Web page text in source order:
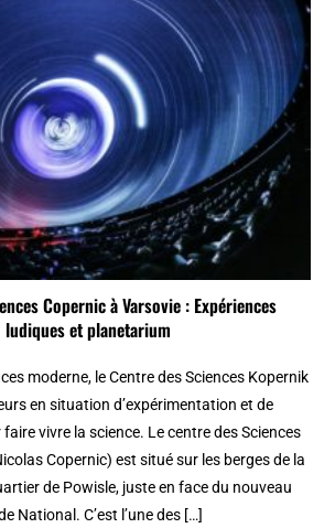
Copernic à Varsovie : Expériences
ludiques et planetarium
moderne, le Centre des Sciences Kopernik
en situation d’expérimentation et de
vivre la science. Le centre des Sciences
Copernic) est situé sur les berges de la
de Powisle, juste en face du nouveau
National. C’est l’une des […]